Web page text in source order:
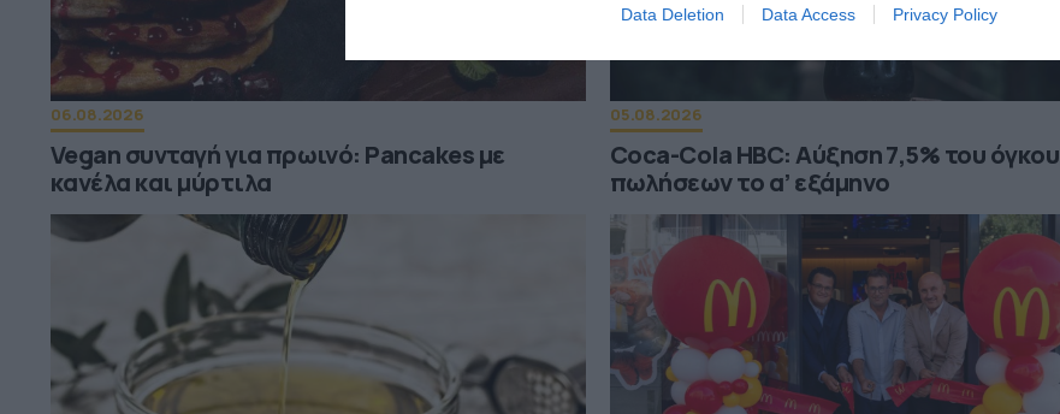
Data Deletion Data Access Privacy Policy
06.08.2026
Vegan συνταγή για πρωινό: Pancakes με
κανέλα και μύρτιλα
05.08.2026
Coca-Cola HBC: Aύξηση 7,5% του όγκου
πωλήσεων το α’ εξάμηνο